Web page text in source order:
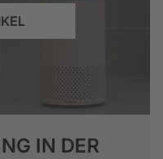
IN DER